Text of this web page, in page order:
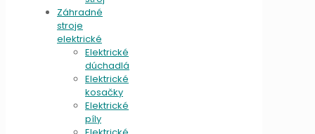
Záhradné
stroje
elektrické
Elektrické
dúchadlá
Elektrické
kosačky
Elektrické
píly